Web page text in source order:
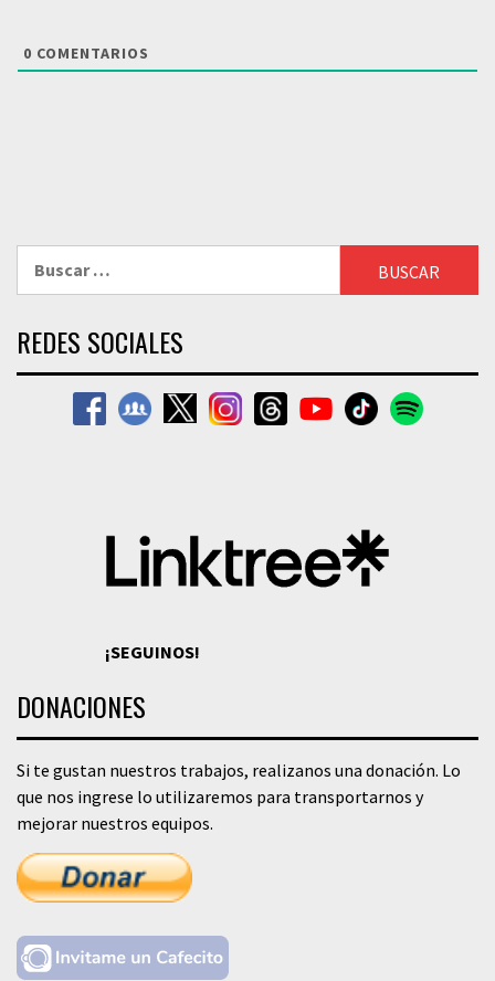
0 COMENTARIOS
REDES SOCIALES
¡SEGUINOS!
DONACIONES
Si te gustan nuestros trabajos, realizanos una donación. Lo
que nos ingrese lo utilizaremos para transportarnos y
mejorar nuestros equipos.